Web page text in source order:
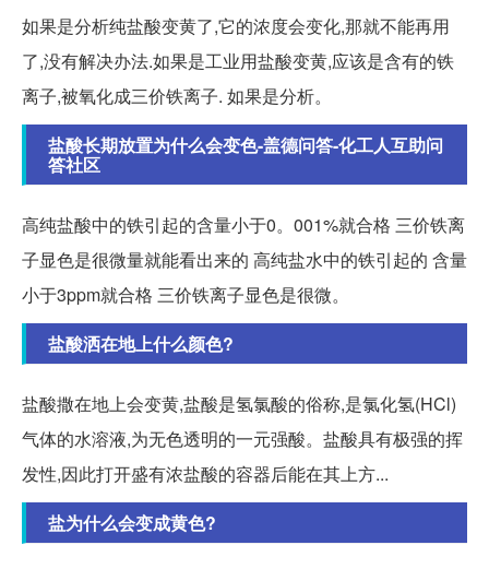
如果是分析纯盐酸变黄了,它的浓度会变化,那就不能再用
了,没有解决办法.如果是工业用盐酸变黄,应该是含有的铁
离子,被氧化成三价铁离子. 如果是分析。
盐酸长期放置为什么会变色-盖德问答-化工人互助问
答社区
高纯盐酸中的铁引起的含量小于0。001%就合格 三价铁离
子显色是很微量就能看出来的 高纯盐水中的铁引起的 含量
小于3ppm就合格 三价铁离子显色是很微。
盐酸洒在地上什么颜色?
盐酸撒在地上会变黄,盐酸是氢氯酸的俗称,是氯化氢(HCl)
气体的水溶液,为无色透明的一元强酸。盐酸具有极强的挥
发性,因此打开盛有浓盐酸的容器后能在其上方...
盐为什么会变成黄色?